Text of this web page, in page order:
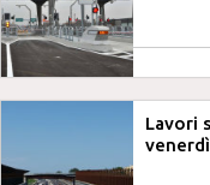
Lavori